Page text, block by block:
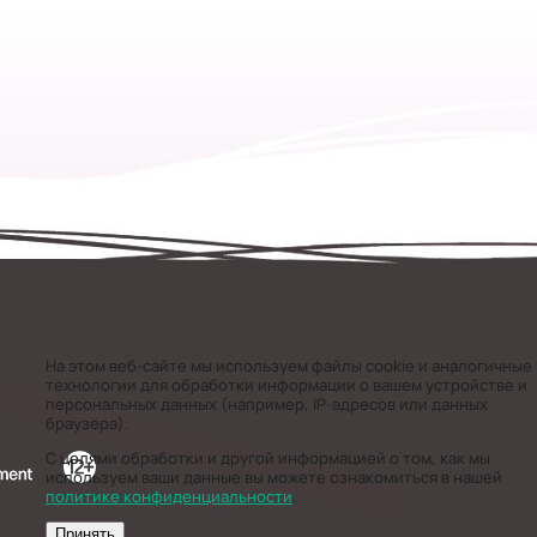
На этом веб-сайте мы используем файлы cookie и аналогичные
технологии для обработки информации о вашем устройстве и
персональных данных (например, IP-адресов или данных
браузера).
С целями обработки и другой информацией о том, как мы
используем ваши данные вы можете ознакомиться в нашей
политике конфиденциальности.